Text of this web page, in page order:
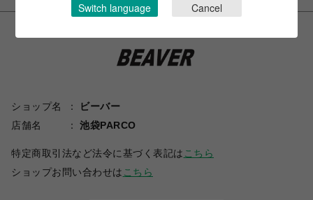
ショップ名
ビーバー
店舗名
池袋PARCO
特定商取引法など法令に基づく表記は こちら
ショップお問い合わせは こちら
Switch language Cancel